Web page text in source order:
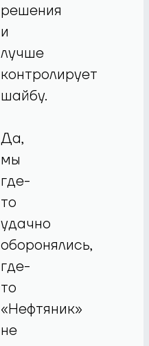
решения
и
лучше
контролирует
шайбу.
Да,
мы
где-
то
удачно
оборонялись,
где-
то
«Нефтяник»
не